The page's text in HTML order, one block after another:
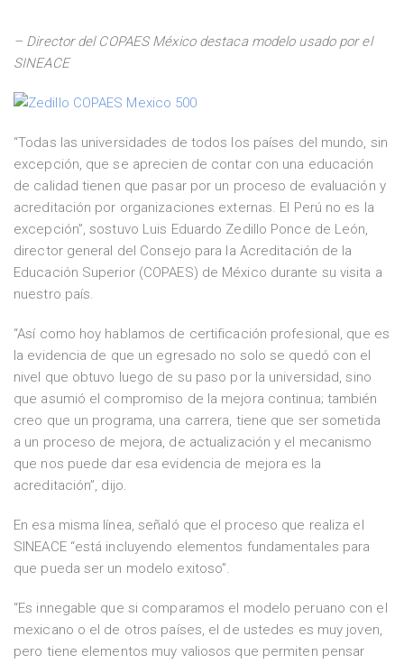
– Director del COPAES México destaca modelo usado por el
SINEACE
“Todas las universidades de todos los países del mundo, sin
excepción, que se aprecien de contar con una educación
de calidad tienen que pasar por un proceso de evaluación y
acreditación por organizaciones externas. El Perú no es la
excepción”, sostuvo Luis Eduardo Zedillo Ponce de León,
director general del Consejo para la Acreditación de la
Educación Superior (COPAES) de México durante su visita a
nuestro país.
“Así como hoy hablamos de certificación profesional, que es
la evidencia de que un egresado no solo se quedó con el
nivel que obtuvo luego de su paso por la universidad, sino
que asumió el compromiso de la mejora continua; también
creo que un programa, una carrera, tiene que ser sometida
a un proceso de mejora, de actualización y el mecanismo
que nos puede dar esa evidencia de mejora es la
acreditación”, dijo.
En esa misma línea, señaló que el proceso que realiza el
SINEACE “está incluyendo elementos fundamentales para
que pueda ser un modelo exitoso”.
“Es innegable que si comparamos el modelo peruano con el
mexicano o el de otros países, el de ustedes es muy joven,
pero tiene elementos muy valiosos que permiten pensar